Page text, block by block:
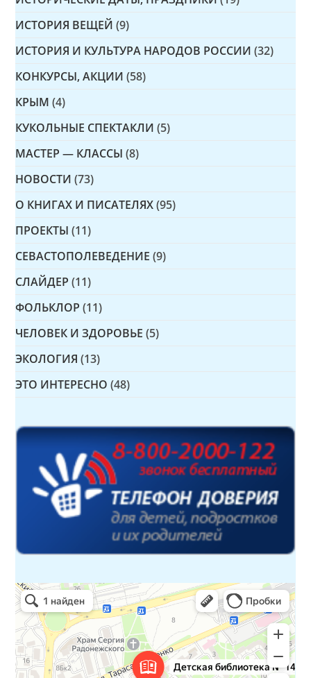
ИСТОРИЯ ВЕЩЕЙ (9)
ИСТОРИЯ И КУЛЬТУРА НАРОДОВ РОССИИ (32)
КОНКУРСЫ, АКЦИИ (58)
КРЫМ (4)
КУКОЛЬНЫЕ СПЕКТАКЛИ (5)
МАСТЕР — КЛАССЫ (8)
НОВОСТИ (73)
О КНИГАХ И ПИСАТЕЛЯХ (95)
ПРОЕКТЫ (11)
СЕВАСТОПОЛЕВЕДЕНИЕ (9)
СЛАЙДЕР (11)
ФОЛЬКЛОР (11)
ЧЕЛОВЕК И ЗДОРОВЬЕ (5)
ЭКОЛОГИЯ (13)
ЭТО ИНТЕРЕСНО (48)
Детская библиотека № 14 Дружбы народов
Библиотека в Севастополе